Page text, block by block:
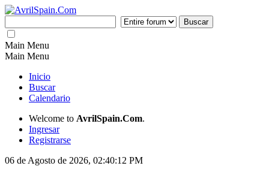
Main Menu
Main Menu
Inicio
Buscar
Calendario
Welcome to AvrilSpain.Com.
Ingresar
Registrarse
06 de Agosto de 2026, 02:40:12 PM